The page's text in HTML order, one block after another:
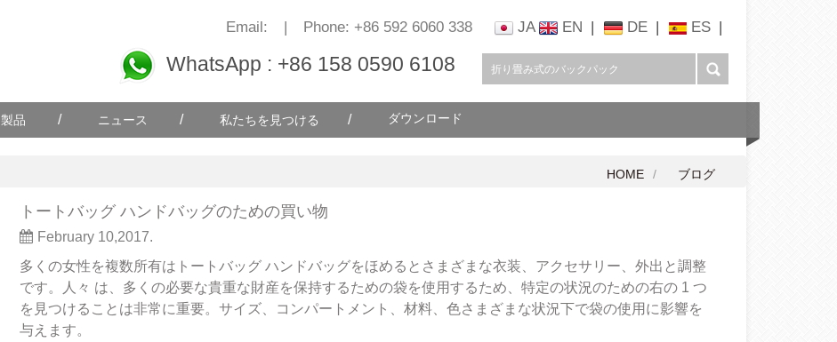
JA EN | DE | ES |
Email: | Phone: +86 592 6060 338
WhatsApp : +86 158 0590 6108
製品 / ニュース / 私たちを見つける / ダウンロード
HOME ブログ
トートバッグ ハンドバッグのための買い物
February 10,2017.
多くの女性を複数所有はトートバッグ ハンドバッグをほめるとさまざまな衣装、アクセサリー、外出と調整
です。人々 は、多くの必要な貴重な財産を保持するための袋を使用するため、特定の状況のための右の 1 つ
を見つけることは非常に重要。サイズ、コンパートメント、材料、色さまざまな状況下で袋の使用に影響を
与えます。